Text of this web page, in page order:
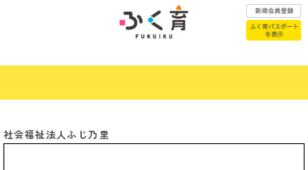
ふく育パスポートはこちら
社会福祉法人ふじ乃里